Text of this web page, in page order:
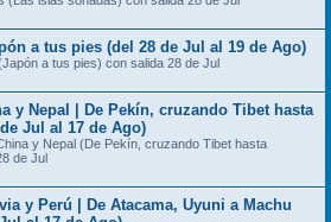
a tus pies (del 28 de Jul al 19 de Ago)
a tus pies) con salida 28 de Jul
y Nepal | De Pekín, cruzando Tibet hasta
Jul al 17 de Ago)
y Nepal (De Pekín, cruzando Tibet hasta
de Jul
y Perú | De Atacama, Uyuni a Machu